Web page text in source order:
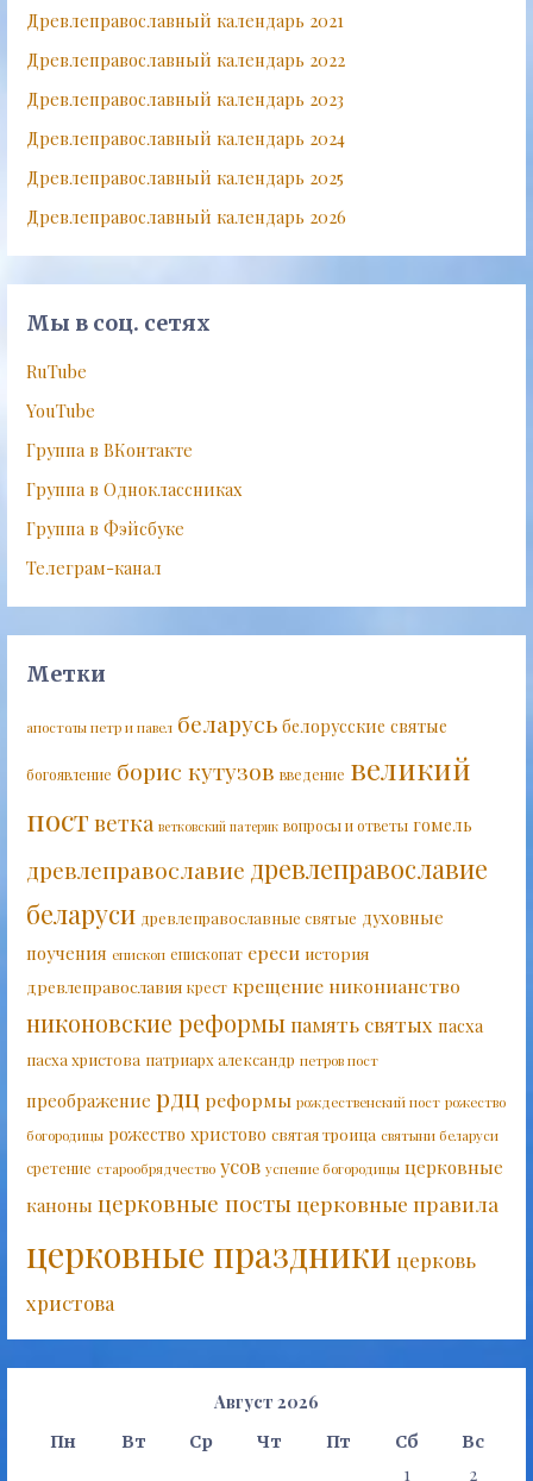
Древлеправославный календарь 2021
Древлеправославный календарь 2022
Древлеправославный календарь 2023
Древлеправославный календарь 2024
Древлеправославный календарь 2025
Древлеправославный календарь 2026
Мы в соц. сетях
RuTube
YouTube
Группа в ВКонтакте
Группа в Одноклассниках
Группа в Фэйсбуке
Телеграм-канал
Метки
апостолы петр и павел беларусь белорусские святые
богоявление борис кутузов введение великий
постветка ветковский патерик вопросы и ответы гомель
древлеправославие древлеправославие
беларуси древлеправославные святые духовные
поучения епископ епископат ереси история
древлеправославия крест крещение никонианство
никоновские реформыпамять святых пасха
пасха христова патриарх александр петров пост
преображение рдц реформы рождественский пост рожество
богородицы рожество христово святая троица святыни беларуси
сретение старообрядчество усов успение богородицы церковные
каноны церковные постыцерковные правила
церковные праздникицерковь
христова
Август 2026
Пн Вт Ср Чт Пт Сб Вс
1 2